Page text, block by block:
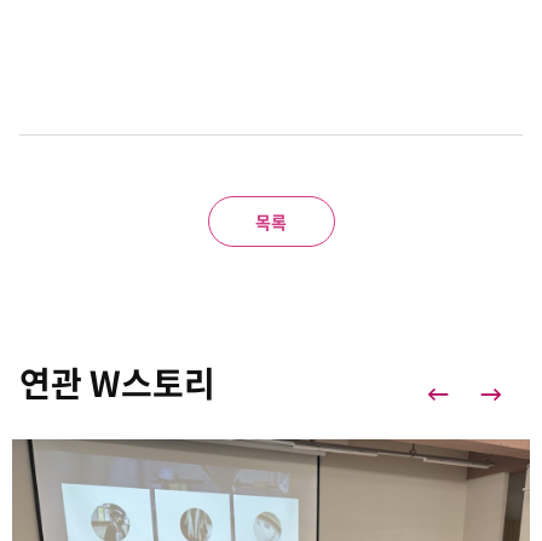
목록
연관 W스토리